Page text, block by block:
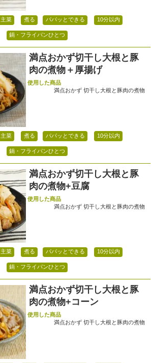
主菜 煮る パパッとできる 10分以内
鍋・フライパンひとつ
満点おかず切干し大根と豚
肉の煮物＋厚揚げ
使用した商品
満点おかず 切干し大根と豚肉の煮物
主菜 煮る パパッとできる 10分以内
鍋・フライパンひとつ
満点おかず切干し大根と豚
肉の煮物+豆腐
使用した商品
満点おかず 切干し大根と豚肉の煮物
主菜 煮る パパッとできる 10分以内
鍋・フライパンひとつ
満点おかず切干し大根と豚
肉の煮物+コーン
使用した商品
満点おかず 切干し大根と豚肉の煮物